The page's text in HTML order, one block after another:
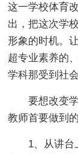
这一学校体育
出，把这次学
形象的时机。
超专业素养的
学科那受到社
要想改变
教师首要做到
1、从讲台